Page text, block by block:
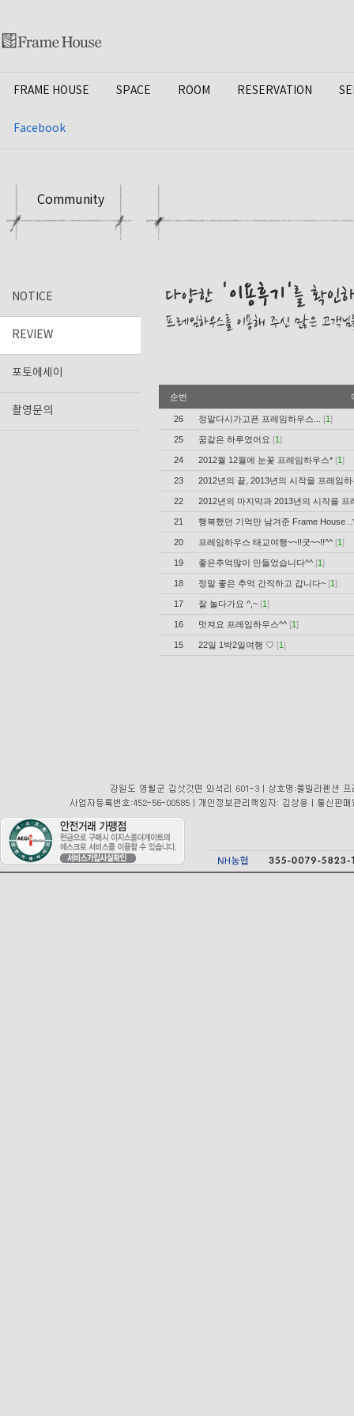
FRAME HOUSE SPACE ROOM RESERVATION
Facebook
Community
NOTICE
REVIEW
포토에세이
촬영문의
순번
26 정말다시가고픈 프레임하우스... [1]
25 꿈같은 하루였어요 [1]
24 2012월 12월에 눈꽃 프레임하우스* [1]
23 2012년의 끝, 2013년의 시작을 프레임
22 2012년의 마지막과 2013년의 시작을
21 행복했던 기억만 남겨준 Frame House
20 프레임하우스 태교여행~~!!굿~~!!^^ [1]
19 좋은추억많이 만들었습니다^^ [1]
18 정말 좋은 추억 간직하고 갑니다~ [1]
17 잘 놀다가요 ^,~ [1]
16 멋져요 프레임하우스^^ [1]
15 22일 1박2일여행 ♡ [1]